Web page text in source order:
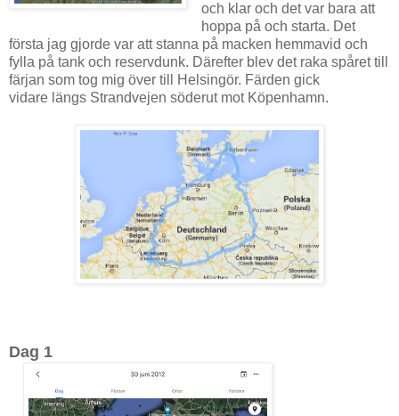
och klar och det var bara att
hoppa på och starta. Det
första jag gjorde var att stanna på macken hemmavid och
fylla på tank och reservdunk. Därefter blev det raka spåret till
färjan som tog mig över till Helsingör. Färden gick
vidare längs Strandvejen söderut mot Köpenhamn.
Dag 1